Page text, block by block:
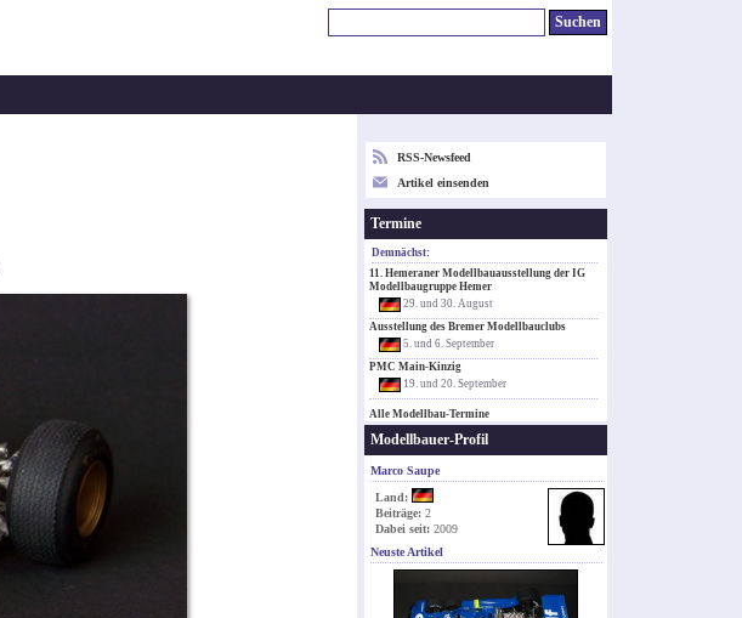
RSS-Newsfeed
Artikel einsenden
Termine
Demnächst:
11. Hemeraner Modellbauausstellung der IG
Modellbaugruppe Hemer
29. und 30. August
Ausstellung des Bremer Modellbauclubs
5. und 6. September
PMC Main-Kinzig
19. und 20. September
Alle Modellbau-Termine
Modellbauer-Profil
Marco Saupe
Land:
Beiträge: 2
Dabei seit: 2009
Neuste Artikel